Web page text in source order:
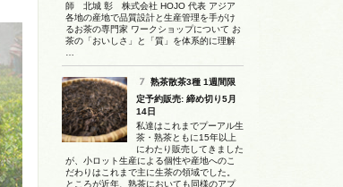
師 北城 彰 株式会社 HOJO 代表 アジア
各地の産地で品質設計と生産管理を手がけ
るお茶の専門家 ワークショップについて お
茶の「おいしさ」と「質」を体系的に理解
熟茶散茶3種 1週間限
定予約販売: 締め切り5月
14日
私達はこれまでプーアル生
茶・熟茶ともに15年以上
にわたり販売してきました
が、小ロット生産による個性や産地へのこ
だわりはこれまで主に生茶の領域でした。
ところが近年、熟茶においても同様のアプ